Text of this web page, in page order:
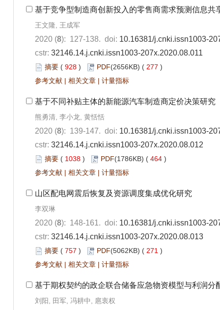
基于竞争型制造商创新投入的零售商需求预测信息共
王文隆, 王成军
2020 (8): 127-138. doi: 10.16381/j.cnki.issn1003-
cstr: 32146.14.j.cnki.issn1003-207x.2020.08.011
摘要 ( 928 ) PDF(2656KB) ( 277 )
参考文献 | 相关文章 | 计量指标
基于不同补贴主体的新能源汽车制造商定价决策研究
熊勇清, 李小龙, 黄恬恬
2020 (8): 139-147. doi: 10.16381/j.cnki.issn1003-
cstr: 32146.14.j.cnki.issn1003-207x.2020.08.012
摘要 ( 1038 ) PDF(1786KB) ( 464 )
参考文献 | 相关文章 | 计量指标
山区配电网震后恢复及资源调度集成优化研究
李双琳
2020 (8): 148-161. doi: 10.16381/j.cnki.issn1003-
cstr: 32146.14.j.cnki.issn1003-207x.2020.08.013
摘要 ( 757 ) PDF(5062KB) ( 271 )
参考文献 | 相关文章 | 计量指标
基于期权契约的政企联合储备应急物资模型与利润分
刘阳, 田军, 冯耕中, 扈衷权